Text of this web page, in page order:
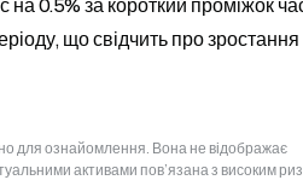
на 0.5% за короткий проміжок
що свідчить про зростання
для ознайомлення. Вона не відображає
активами пов’язана з високим